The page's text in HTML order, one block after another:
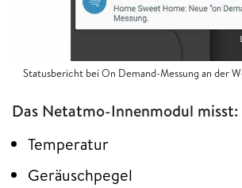
Statusbericht bei On Demand-Messung an der
Das Netatmo-Innenmodul misst:
Temperatur
Geräuschpegel